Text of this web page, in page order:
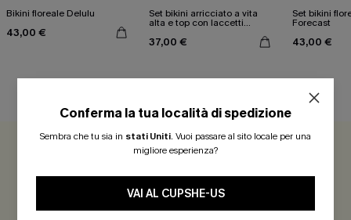
Bikini floreale Delulu
43,00 €
Set bikini arricciato a vita
alta e top con laccetti
37,00 €
Set bikini
Forecast
43,00 €
5.0 1 REVISIONE
Guadagna più di 30 punti per ogni recensione che lasci!
Conferma la tua località di spedizione
Sembra che tu sia in stati Uniti. Vuoi passare al sito locale per una
migliore esperienza?
VAI AL CUPSHE-US